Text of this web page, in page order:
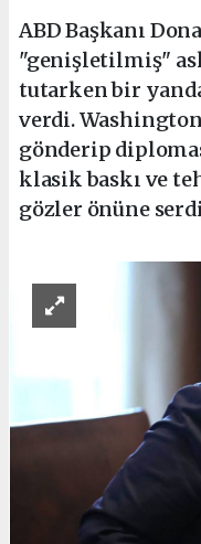
ABD Başkanı
"genişletilmiş"
tutarken bir
verdi.
gönderip
klasik baskı ve
gözler önüne